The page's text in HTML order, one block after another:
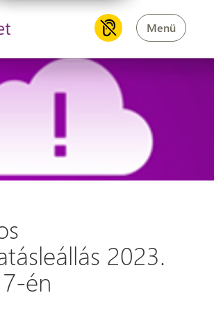
Menü
szolgáltatásleállás
2023.
én